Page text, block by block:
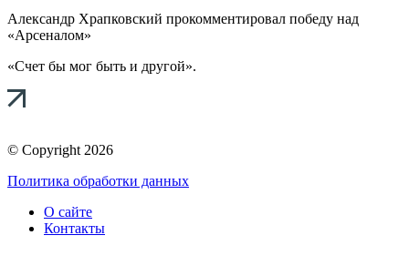
Александр Храпковский прокомментировал победу над
«Арсеналом»
«Счет бы мог быть и другой».
© Copyright 2026
Политика обработки данных
О сайте
Контакты